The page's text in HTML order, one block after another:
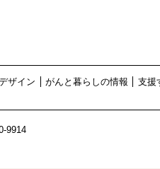
ザイン がんと暮らしの情報 支援
9914